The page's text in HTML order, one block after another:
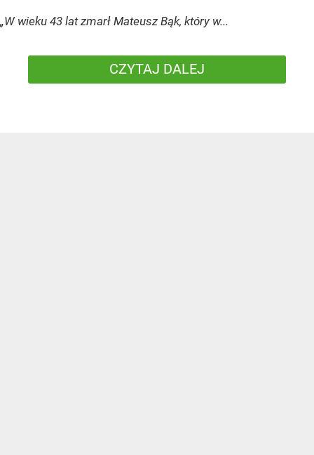
„W wieku 43 lat zmarł Mateusz Bąk, który w...
CZYTAJ DALEJ